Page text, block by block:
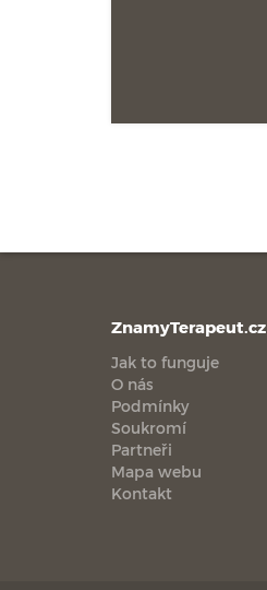
ZnamyTerapeut.cz
Jak to funguje
O nás
Podmínky
Soukromí
Partneři
Mapa webu
Kontakt